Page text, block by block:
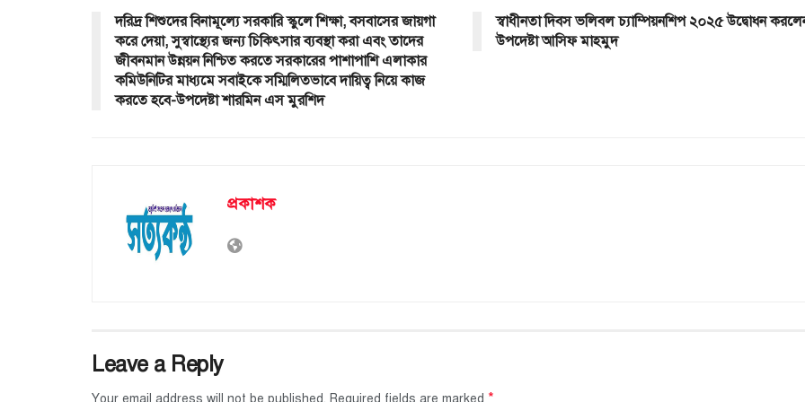
দরিদ্র শিশুদের বিনামূল্যে সরকারি স্কুলে শিক্ষা, বসবাসের জায়গা
করে দেয়া, সুস্বাস্থ্যের জন্য চিকিৎসার ব্যবস্থা করা এবং তাদের
জীবনমান উন্নয়ন নিশ্চিত করতে সরকারের পাশাপাশি এলাকার
কমিউনিটির মাধ্যমে সবাইকে সম্মিলিতভাবে দায়িত্ব নিয়ে কাজ
করতে হবে-উপদেষ্টা শারমিন এস মুরশিদ
স্বাধীনতা দিবস ভলিবল চ্যাম্পিয়নশিপ ২০২৫ উদ্বোধন
উপদেষ্টা আসিফ মাহমুদ
প্রকাশক
Leave a Reply
Your email address will not be published. Required fields are marked *